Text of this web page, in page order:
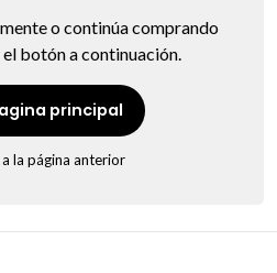
o continúa comprando
botón a continuación.
principal
la página anterior